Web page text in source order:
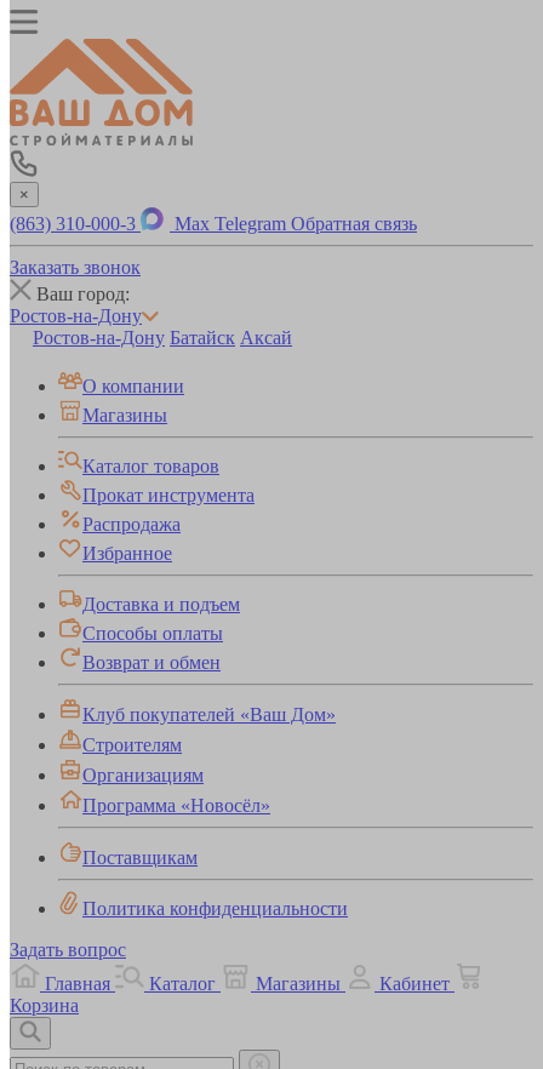
×
(863) 310-000-3 Max Telegram Обратная связь
Заказать звонок
Ваш город:
Ростов-на-Дону
Ростов-на-Дону Батайск Аксай
О компании
Магазины
Каталог товаров
Прокат инструмента
Распродажа
Избранное
Доставка и подъем
Способы оплаты
Возврат и обмен
Клуб покупателей «Ваш Дом»
Строителям
Организациям
Программа «Новосёл»
Поставщикам
Политика конфиденциальности
Задать вопрос
Главная
Каталог Магазины
Кабинет
Корзина